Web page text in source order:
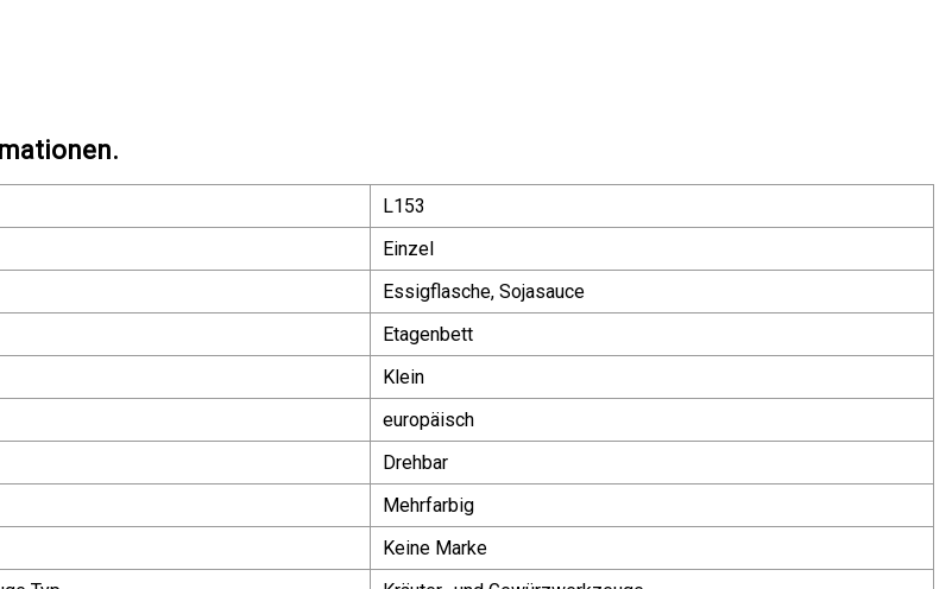
L153
Einzel
Essigflasche, Sojasauce
Etagenbett
Klein
europäisch
Drehbar
Mehrfarbig
Keine Marke